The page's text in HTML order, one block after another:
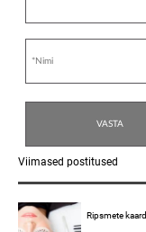
Viimased postitused
Ripsmete